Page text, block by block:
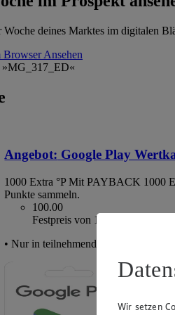
Woche deines Marktes im digitalen
BrowserAnsehen
Angebot: Google Play
1000 Extra °P Mit PAYBACK 1000
Punkte sammeln.
100.00
Festpreis von 100.00€
• Nur in teilnehmenden Märkten
Wir setzen